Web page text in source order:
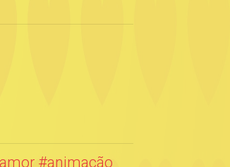
amor animação